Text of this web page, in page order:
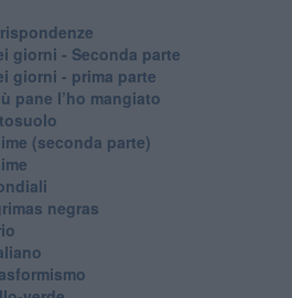
giorni - Seconda parte
giorni - prima parte
pane l’ho mangiato
(seconda parte)
negras